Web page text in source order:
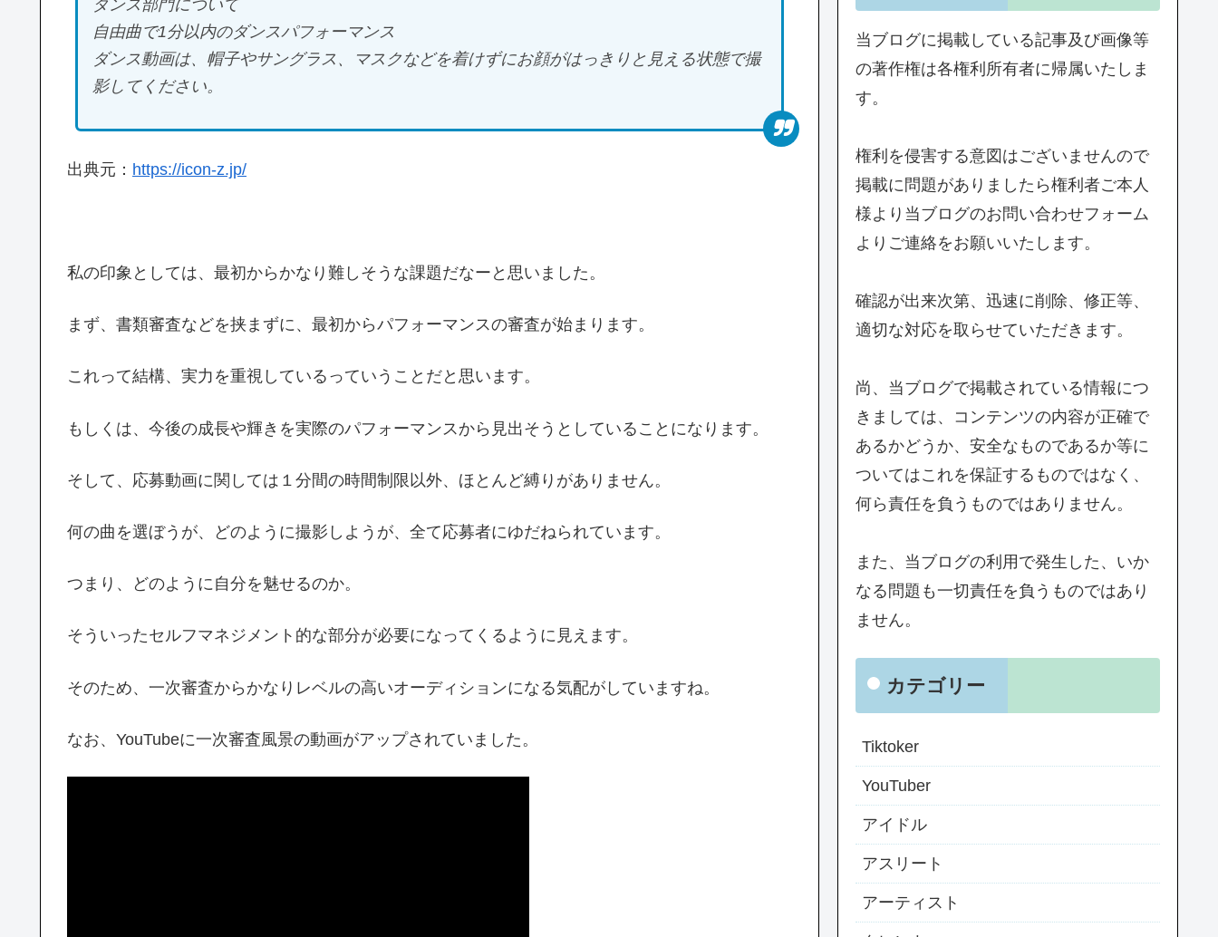
ダンス部門について
自由曲で1分以内のダンスパフォーマンス
ダンス動画は、帽子やサングラス、マスクなどを着けずにお顔がはっきりと見える状態で撮
影してください。
出典元： https://icon-z.jp/
私の印象としては、最初からかなり難しそうな課題だなーと思いました。
まず、書類審査などを挟まずに、最初からパフォーマンスの審査が始まります。
これって結構、実力を重視しているっていうことだと思います。
もしくは、今後の成長や輝きを実際のパフォーマンスから見出そうとしていることになります。
そして、応募動画に関しては１分間の時間制限以外、ほとんど縛りがありません。
何の曲を選ぼうが、どのように撮影しようが、全て応募者にゆだねられています。
つまり、どのように自分を魅せるのか。
そういったセルフマネジメント的な部分が必要になってくるように見えます。
そのため、一次審査からかなりレベルの高いオーディションになる気配がしていますね。
なお、YouTubeに一次審査風景の動画がアップされていました。
当ブログに掲載している記事及び画像等
の著作権は各権利所有者に帰属いたしま
す。
権利を侵害する意図はございませんので
掲載に問題がありましたら権利者ご本人
様より当ブログのお問い合わせフォーム
よりご連絡をお願いいたします。
確認が出来次第、迅速に削除、修正等、
適切な対応を取らせていただきます。
尚、当ブログで掲載されている情報につ
きましては、コンテンツの内容が正確で
あるかどうか、安全なものであるか等に
ついてはこれを保証するものではなく、
何ら責任を負うものではありません。
また、当ブログの利用で発生した、いか
なる問題も一切責任を負うものではあり
ません。
カテゴリー
Tiktoker
YouTuber
アイドル
アスリート
アーティスト